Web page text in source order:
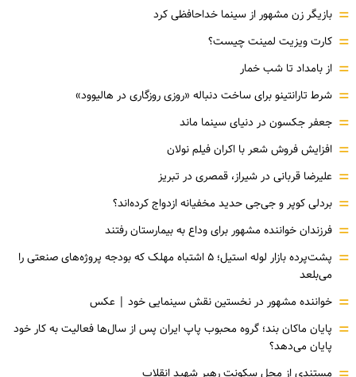
= بازیگر زن مشهور از سینما خداحافظی کرد
= کارت ویزیت لمینت چیست؟
= از بامداد تا شب خمار
= شرط تارانتینو برای ساخت دنباله «روزی روزگاری در هالیوود»
= جعفر جکسون در دنیای سینما ماند
= افزایش فروش شعر با اکران فیلم نولان
= علیرضا قربانی در شیراز، قمصری در تبریز
= بردلی کوپر و جی‌جی حدید مخفیانه ازدواج کرده‌اند؟
= فرزندان خواننده مشهور برای وداع به بیمارستان رفتند
=
پشت‌پرده بازار لوله استیل؛ ۵ اشتباه مهلک که بودجه پروژه‌های صنعتی را
می‌بلعد
= خواننده مشهور در نخستین نقش سینمایی خود |‌ عکس
= پایان ماکان بند؛ گروه محبوب پاپ ایران پس از سال‌ها فعالیت به کار خود
پایان می‌دهد؟
مستندی از محل سکونت رهبر شهید انقلاب